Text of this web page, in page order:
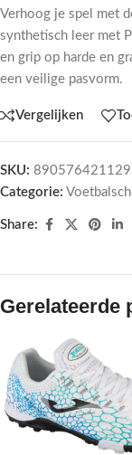
Verhoog je spel met
synthetisch leer met
en grip op harde en
een veilige pasvorm.
Vergelijken
SKU:
Categorie:
Share:
Gerelateerde